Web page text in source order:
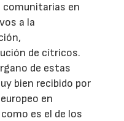
comunitarias en
a la
de cítricos.
de estas
bien recibido por
en
es el de los